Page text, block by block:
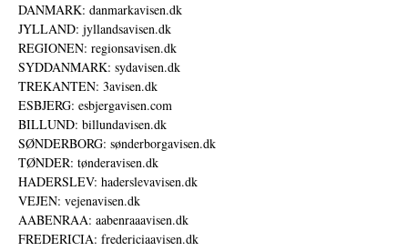
DANMARK: danmarkavisen.dk
JYLLAND: jyllandsavisen.dk
REGIONEN: regionsavisen.dk
SYDDANMARK: sydavisen.dk
TREKANTEN: 3avisen.dk
ESBJERG: esbjergavisen.com
BILLUND: billundavisen.dk
SØNDERBORG: sønderborgavisen.dk
TØNDER: tønderavisen.dk
HADERSLEV: haderslevavisen.dk
VEJEN: vejenavisen.dk
AABENRAA: aabenraaavisen.dk
FREDERICIA: fredericiaavisen.dk